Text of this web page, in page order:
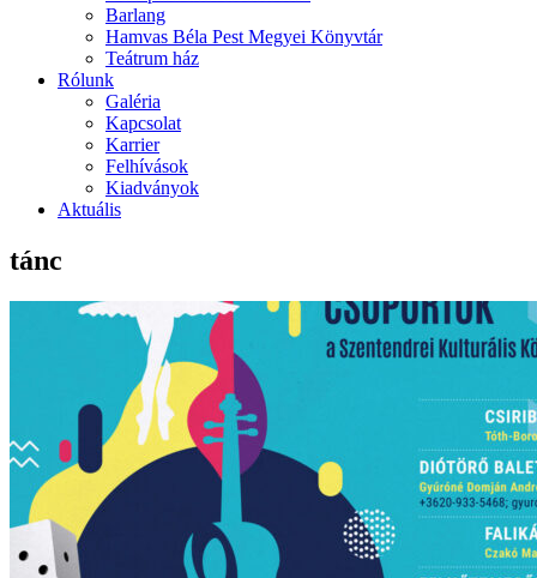
Barlang
Hamvas Béla Pest Megyei Könyvtár
Teátrum ház
Rólunk
Galéria
Kapcsolat
Karrier
Felhívások
Kiadványok
Aktuális
tánc